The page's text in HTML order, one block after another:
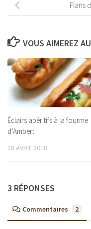
Flans
VOUS AIMEREZ
Éclairs apéritifs à la fourme
d’Ambert
28 AVRIL 2018
3 RÉPONSES
Commentaires 2